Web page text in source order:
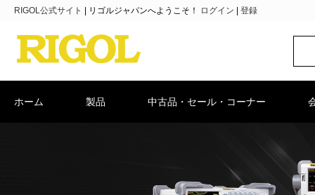
RIGOL公式サイト リゴルジャパンへようこそ！ ログイン 登録
ホーム 製品 中古品・セール・コーナー